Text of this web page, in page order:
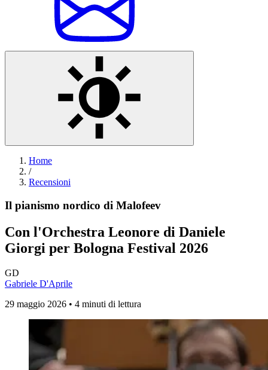
Home
/
Recensioni
Il pianismo nordico di Malofeev
Con l'Orchestra Leonore di Daniele
Giorgi per Bologna Festival 2026
GD
Gabriele D'Aprile
29 maggio 2026 • 4 minuti di lettura